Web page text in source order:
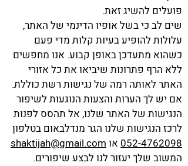
פועלים להשיג זאת.
שים לב כי בשל אופיו הדינמי של האתר,
עלולות להופיע בעיות קלות מדי פעם
כשהוא מתעדכן באופן קבוע. אנו מחפשים
ללא הרף פתרונות שיביאו את כל אזורי
האתר לאותה רמה של נגישות רשת כוללת.
אם יש לך הערות והצעות הנוגעות לשיפור
הנגישות של האתר שלנו, אל תהסס לפנות
לרכז הנגישות שלנו הגר מנדלבאום בטלפון
052-4762098 אוshaktijah@gmail.com
המשוב שלך יעזור לנו לבצע שיפורים.